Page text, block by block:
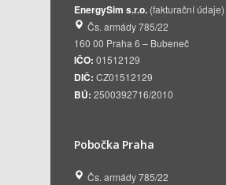
EnergySim s.r.o. (fakturační údaje)
Čs. armády 785/22
160 00 Praha 6 – Bubeneč
IČO: 01512129
DIČ: CZ01512129
BÚ: 2500392716/2010
Pobočka Praha
Čs. armády 785/22